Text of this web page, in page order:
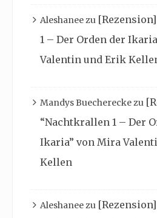
Aleshaneezu
1 – Der Orden der
Valentin und Erik
Mandys Buechereckezu
“Nachtkrallen 1 – Der
Ikaria” von Mira
Kellen
Aleshaneezu